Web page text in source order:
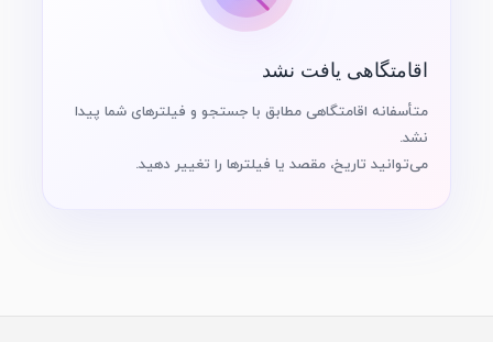
اقامتگاهی یافت نشد
متأسفانه اقامتگاهی مطابق با جستجو و فیلترهای شما پیدا
نشد.
می‌توانید تاریخ، مقصد یا فیلترها را تغییر دهید.